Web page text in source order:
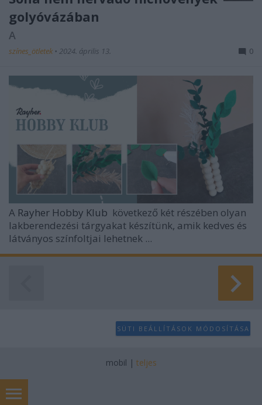
golyóvázában
A
színes_ötletek • 2024. április 13. 0
A Rayher Hobby Klub következő két részében olyan
lakberendezési tárgyakat készítünk, amik kedves és
látványos színfoltjai lehetnek ...
SÜTI BEÁLLÍTÁSOK MÓDOSÍTÁSA
mobil | teljes